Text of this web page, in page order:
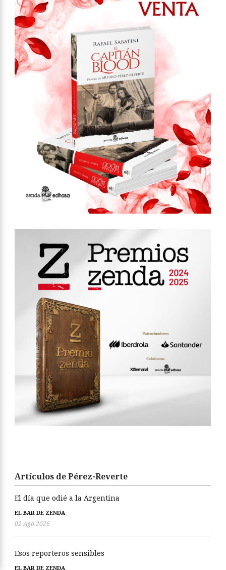
Artículos de Pérez-Reverte
El día que odié a la Argentina
EL BAR DE ZENDA
02 Ago 2026
Esos reporteros sensibles
EL BAR DE ZENDA